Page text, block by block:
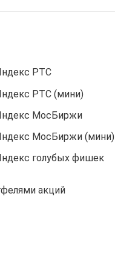
РТС
РТС (мини)
МосБиржи
МосБиржи (мини)
голубых фишек
акций